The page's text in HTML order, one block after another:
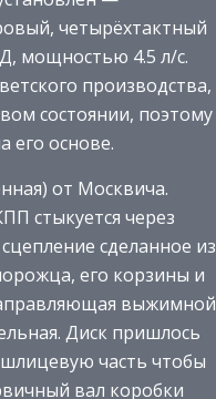
четырёхтактный
мощностью 4.5 л/с.
производства,
состоянии, поэтому
его основе.
от Москвича.
стыкуется через
сделанное из
его корзины и
выжимной
Диск пришлось
часть чтобы
вал коробки